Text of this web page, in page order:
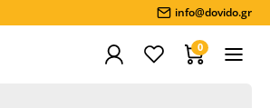
info@dovido.gr
0